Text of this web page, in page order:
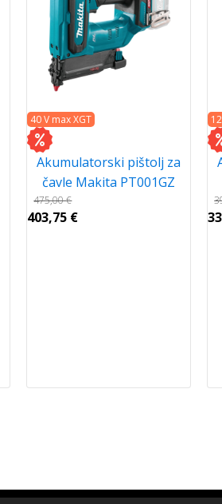
40 V max XGT
Akumulatorski pištolj za
čavle Makita PT001GZ
475,00€
403,75 €